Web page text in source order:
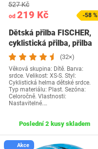
od 219 Kč
527 Kč
-58 %
Dětská přilba FISCHER,
cyklistická přilba, přilba
pro…
(32×)
Věková skupina: Dítě. Barva:
srdce. Velikost: XS-S. Styl:
Cyklistická helma dětské srdce.
Typ materiálu: Plast. Sezóna:
Celoročně. Vlastnosti:
Nastavitelné.…
Poslední 2 kusy skladem
Akce